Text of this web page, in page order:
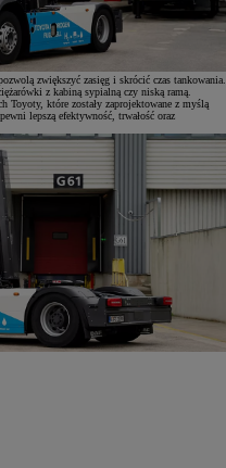
zwiększyć zasięg i skrócić czas tankowania.
z kabiną sypialną czy niską ramą.
Toyoty, które zostały zaprojektowane z myślą
lepszą efektywność, trwałość oraz